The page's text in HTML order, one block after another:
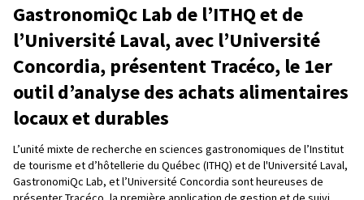
GastronomiQc Lab de l’ITHQ et de
l’Université Laval, avec l’Université
Concordia, présentent Tracéco, le 1er
outil d’analyse des achats alimentaires
locaux et durables
L’unité mixte de recherche en sciences gastronomiques de l’Institut
de tourisme et d’hôtellerie du Québec (ITHQ) et de l'Université Laval,
GastronomiQc Lab, et l’Université Concordia sont heureuses de